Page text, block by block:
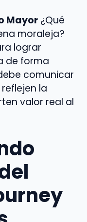
Mayor ¿Qué
moraleja?
lograr
de forma
comunicar
la
valor real al